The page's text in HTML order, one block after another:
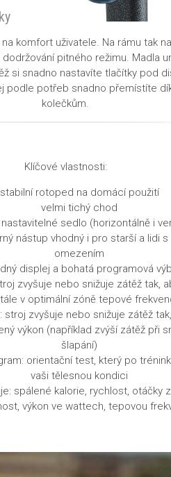
komfort uživatele. Na rámu tak
pitného režimu. Madla
si snadno nastavíte tlačítky pod
podle potřeb snadno přemístíte
kolečkům.
Klíčové vlastnosti:
stabilní rotoped na domácí použití
velmi tichý chod
sedlo (horizontálně i
nástup vhodný i pro starší a lidi
omezením
displej a bohatá programová
zvyšuje nebo snižuje zátěž tak,
v optimální zóně tepové
stroj zvyšuje nebo snižuje zátěž
výkon (například zvýší zátěž při
šlapání)
orientační test, který po
vaši tělesnou kondici
spálené kalorie, rychlost, otáčky
výkon ve wattech, tepovou